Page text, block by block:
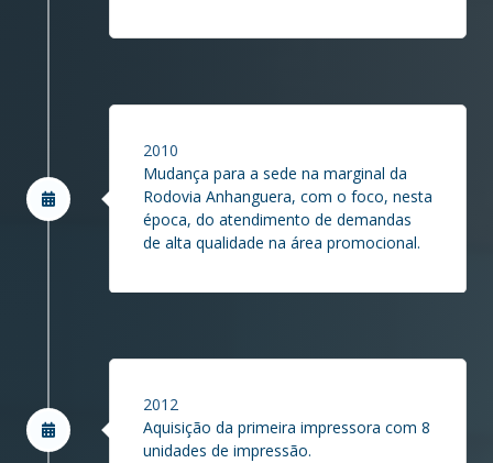
2010
Mudança para a sede na marginal da
Rodovia Anhanguera, com o foco, nesta
época, do atendimento de demandas
de alta qualidade na área promocional.
2012
Aquisição da primeira impressora com 8
unidades de impressão.